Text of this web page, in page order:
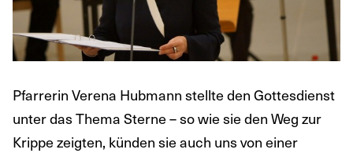
Pfarrerin Verena Hubmann stellte den Gottesdienst
unter das Thema Sterne – so wie sie den Weg zur
Krippe zeigten, künden sie auch uns von einer